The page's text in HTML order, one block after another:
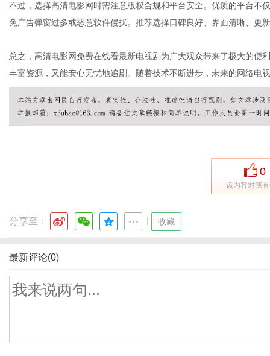
不过，选择高清电影网时需注意版权合规和平台安全。优质的平台不
免广告弹窗过多或恶意软件侵扰。推荐选择口碑良好、界面清晰、更
总之，高清电影网免费在线看最新电视剧为广大观众带来了极大的便
丰富资源，又能安心无忧地追剧。随着技术不断进步，未来的网络电
0
该内容对我
分享至： 收藏
最新评论(0)